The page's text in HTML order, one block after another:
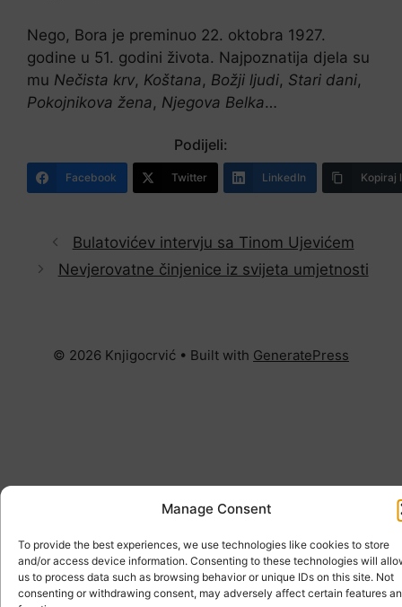
Manage Consent
To provide the best experiences, we use technologies like cookies to store
and/or access device information. Consenting to these technologies will
us to process data such as browsing behavior or unique IDs on this site. Not
consenting or withdrawing consent, may adversely affect certain features
Nego, Bora je preminuo 22. oktobra 1927.
godine u 51. godini života. Najpoznatija djela su
mu Nečista krv, Koštana, Božji ljudi, Stari dani,
Pokojnikova žena, Njegova Belka…
Podijeli:
Facebook Twitter LinkedIn Kopiraj
Bulatovićev intervju sa Tinom Ujevićem
Nevjerovatne činjenice iz svijeta umjetnosti
© 2026 Knjigocrvić • Built with GeneratePress